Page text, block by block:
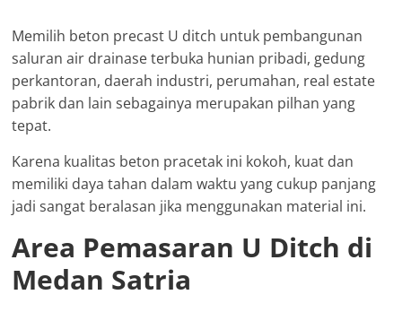
Memilih beton precast U ditch untuk pembangunan
saluran air drainase terbuka hunian pribadi, gedung
perkantoran, daerah industri, perumahan, real estate
pabrik dan lain sebagainya merupakan pilhan yang
tepat.
Karena kualitas beton pracetak ini kokoh, kuat dan
memiliki daya tahan dalam waktu yang cukup panjang
jadi sangat beralasan jika menggunakan material ini.
Area Pemasaran U Ditch di
Medan Satria